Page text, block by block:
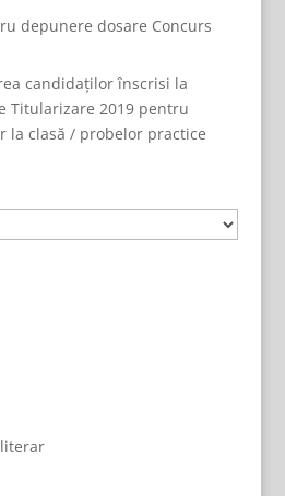
depunere dosare Concurs
candidaților înscrisi la
Titularizare 2019 pentru
la clasă / probelor practice